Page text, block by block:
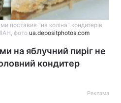
поставив "на коліна" кондитерів
фото ua.depositphotos.com
на яблучний пиріг не
кондитер
Реклама